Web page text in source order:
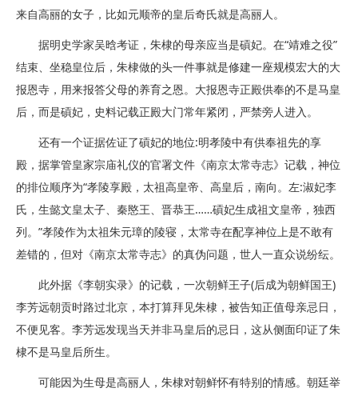
来自高丽的女子，比如元顺帝的皇后奇氏就是高丽人。
据明史学家吴晗考证，朱棣的母亲应当是碽妃。在“靖难之役”
结束、坐稳皇位后，朱棣做的头一件事就是修建一座规模宏大的大
报恩寺，用来报答父母的养育之恩。大报恩寺正殿供奉的不是马皇
后，而是碽妃，史料记载正殿大门常年紧闭，严禁旁人进入。
还有一个证据佐证了碽妃的地位:明孝陵中有供奉祖先的享
殿，据掌管皇家宗庙礼仪的官署文件《南京太常寺志》记载，神位
的排位顺序为“孝陵享殿，太祖高皇帝、高皇后，南向。左:淑妃李
氏，生懿文皇太子、秦愍王、晋恭王……碽妃生成祖文皇帝，独西
列。”孝陵作为太祖朱元璋的陵寝，太常寺在配享神位上是不敢有
差错的，但对《南京太常寺志》的真伪问题，世人一直众说纷纭。
此外据《李朝实录》的记载，一次朝鲜王子(后成为朝鲜国王)
李芳远朝贡时路过北京，本打算拜见朱棣，被告知正值母亲忌日，
不便见客。李芳远发现当天并非马皇后的忌日，这从侧面印证了朱
棣不是马皇后所生。
可能因为生母是高丽人，朱棣对朝鲜怀有特别的情感。朝廷举